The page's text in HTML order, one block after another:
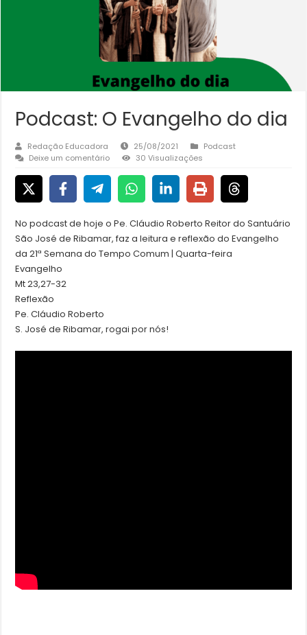
Podcast: O Evangelho do dia
Redação Educadora 25/08/2021
Podcast
Deixe um comentário
30 Visualizações
No podcast de hoje o Pe. Cláudio Roberto Reitor do Santuário
São José de Ribamar, faz a leitura e reflexão do Evangelho
da 21ª Semana do Tempo Comum | Quarta-feira
Evangelho
Mt 23,27-32
Reflexão
Pe. Cláudio Roberto
S. José de Ribamar, rogai por nós!